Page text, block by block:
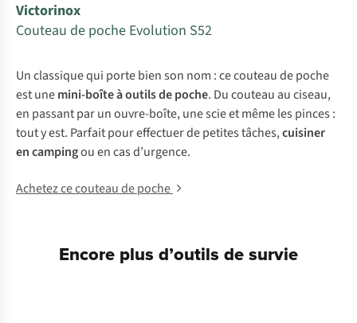
Victorinox
Couteau de poche Evolution S52
Un classique qui porte bien son nom : ce couteau de poche
est unemini-boîte à outils depoche. Du couteau au ciseau,
en passant par un ouvre-boîte, une scie et même les pinces :
tout y est. Parfait pour effectuer de petites tâches,cuisiner
en campingou en cas d’urgence.
Achetez ce couteau de poche
Encore plus d’outils de survie